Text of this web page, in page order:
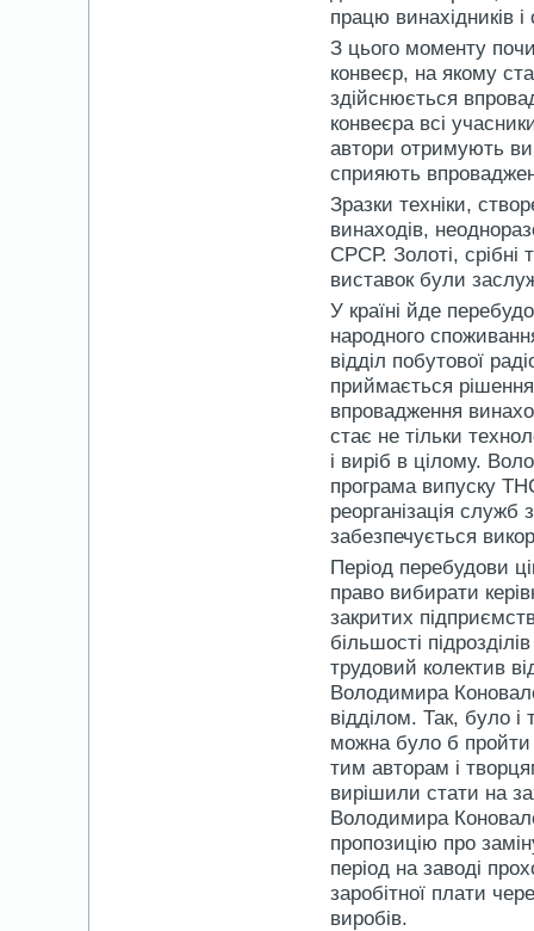
працю винахідників
З цього моменту
конвеєр, на якому
здійснюється
конвеєра всі
автори отримують
сприяють
Зразки техніки,
винаходів,
СРСР. Золоті,
виставок були
У країні йде
народного
відділ побутової
приймається
впровадження
стає не тільки
і виріб в цілому.
програма випуску
реорганізація служб
забезпечується
Період перебудови
право вибирати
закритих
більшості
трудовий колектив
Володимира
відділом. Так, було і
можна було б пройти
тим авторам і
вирішили стати на
Володимира
пропозицію про
період на заводі
заробітної плати
виробів.